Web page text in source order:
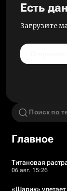
Есть
Загрузите
Главное
Титановая
06 авг. 15:26
«Шарик» улетает